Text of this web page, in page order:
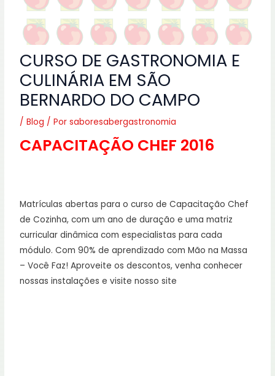
CURSO DE GASTRONOMIA E
CULINÁRIA EM SÃO
BERNARDO DO CAMPO
/Blog / Porsaboresabergastronomia
CAPACITAÇÃO CHEF 2016
Matrículas abertas para o curso de Capacitação Chef
de Cozinha, com um ano de duração e uma matriz
curricular dinâmica com especialistas para cada
módulo. Com 90% de aprendizado com Mão na Massa
– Você Faz! Aproveite os descontos, venha conhecer
nossas instalações e visite nosso site